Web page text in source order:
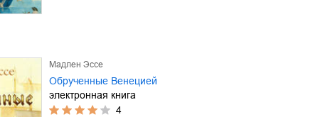
Мадлен Эссе
Обрученные Венецией
электронная книга
4